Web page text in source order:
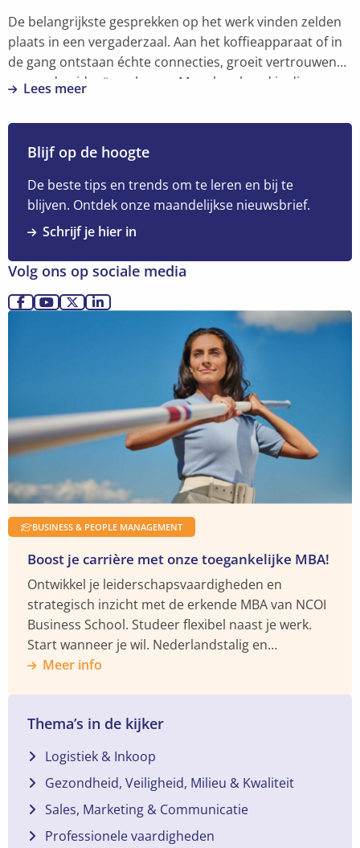
De belangrijkste gesprekken op het werk vinden zelden
plaats in een vergaderzaal. Aan het koffieapparaat of in
de gang ontstaan échte connecties, groeit vertrouwen
en worden ideeën geboren. Maar hoe houd je die
werkomgeving?
Lees meer
meer
over
Waarom
belangrijkste
gesprekken
het
werk
zelden
in
Blijf op de hoogte
De beste tips en trends om te leren en bij te
blijven. Ontdek onze maandelijkse nieuwsbrief.
Schrijf je hier in
Volg ons op sociale media
Ga Ga Ga Ga
Boost je carrière met onze toegankelijke MBA!
BUSINESS & PEOPLE MANAGEMENT
Ontwikkel je leiderschapsvaardigheden en
strategisch inzicht met de erkende MBA van NCOI
Business School. Studeer flexibel naast je werk.
Start wanneer je wil. Nederlandstalig en
praktijkgericht.
Meer info
Lees
Thema’s in de kijker
Logistiek & Inkoop
Gezondheid, Veiligheid, Milieu & Kwaliteit
Sales, Marketing & Communicatie
Professionele vaardigheden